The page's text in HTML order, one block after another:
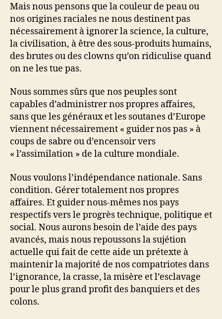
Mais nous pensons que la couleur de peau ou
nos origines raciales ne nous destinent pas
nécessairement à ignorer la science, la culture,
la civilisation, à être des sous-produits humains,
des brutes ou des clowns qu’on ridiculise quand
on ne les tue pas.
Nous sommes sûrs que nos peuples sont
capables d’administrer nos propres affaires,
sans que les généraux et les soutanes d’Europe
viennent nécessairement « guider nos pas » à
coups de sabre ou d’encensoir vers
« l’assimilation » de la culture mondiale.
Nous voulons l’indépendance nationale. Sans
condition. Gérer totalement nos propres
affaires. Et guider nous-mêmes nos pays
respectifs vers le progrès technique, politique et
social. Nous aurons besoin de l’aide des pays
avancés, mais nous repoussons la sujétion
actuelle qui fait de cette aide un prétexte à
maintenir la majorité de nos compatriotes dans
l’ignorance, la crasse, la misère et l’esclavage
pour le plus grand profit des banquiers et des
colons.